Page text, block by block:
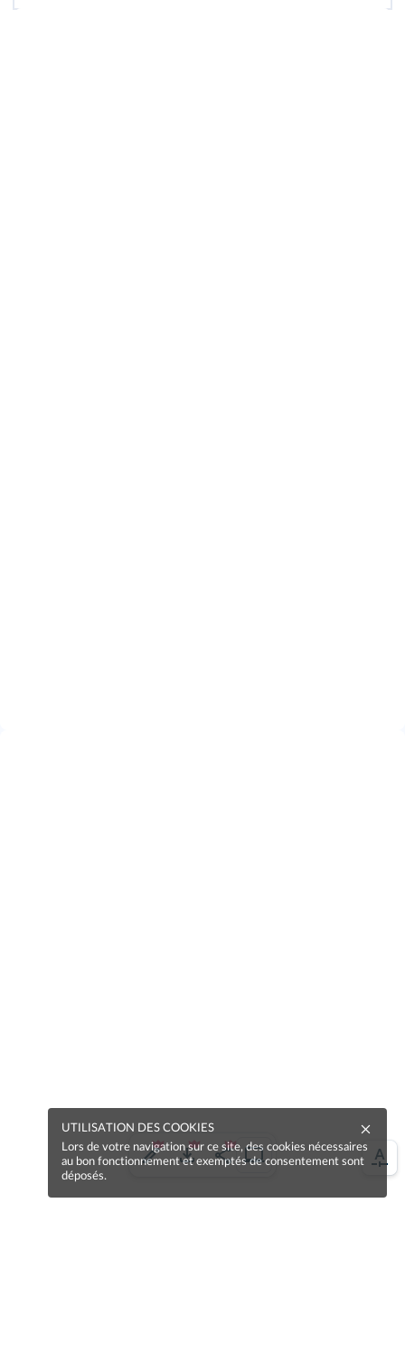
UTILISATION DES COOKIES
Lors de votre navigation sur ce site, des cookies nécessaires
au bon fonctionnement et exemptés de consentement sont
déposés.